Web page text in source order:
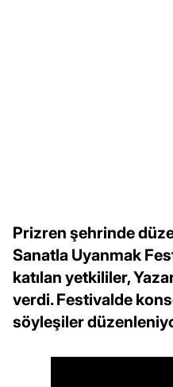
Prizren şehrinde
Sanatla Uyanmak
katılan yetkililer,
verdi. Festivalde
söyleşiler